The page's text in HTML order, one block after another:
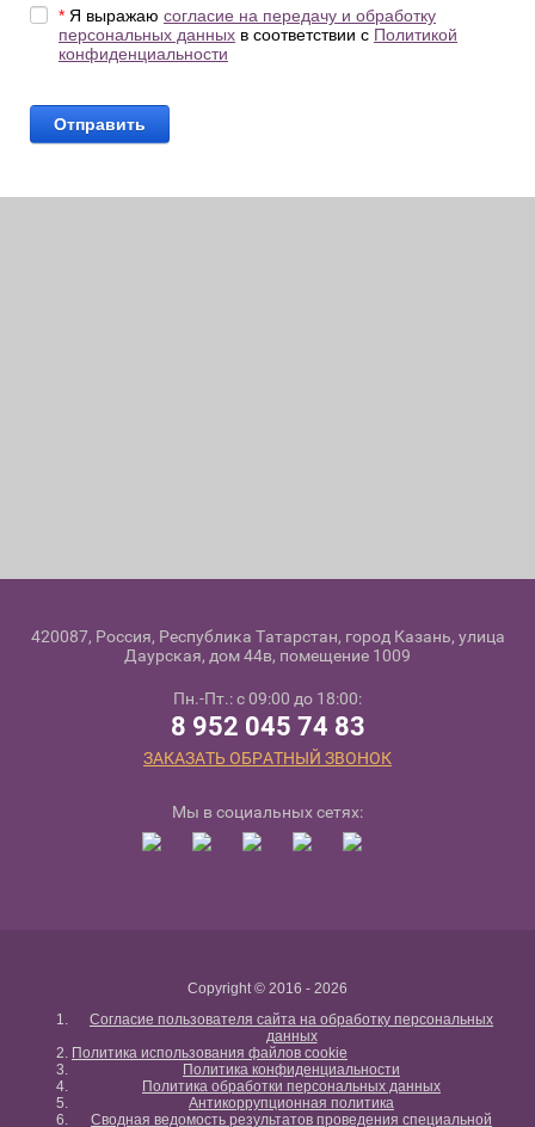
* Я выражаю согласие на передачу и обработку
персональных данныхв соответствии с Политикой
конфиденциальности
Отправить
420087, Россия, Республика Татарстан, город Казань, улица
Даурская, дом 44в, помещение 1009
Пн.-Пт.: с 09:00 до 18:00:
8 952 045 74 83
ЗАКАЗАТЬ ОБРАТНЫЙ ЗВОНОК
Мы в социальных сетях:
Copyright © 2016 - 2026
Согласие пользователя сайта на обработку персональных
данных
Политика использования файлов cookie
Политика конфиденциальности
Политика обработки персональных данных
Антикоррупционная политика
Сводная ведомость результатов проведения специальной